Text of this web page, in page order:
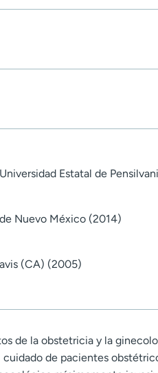
Estatal de
Nuevo México (2014)
(CA) (2005)
de la obstetricia y la
cuidado de pacientes